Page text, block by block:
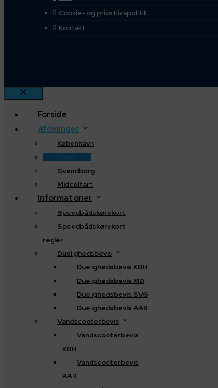
Cookie- og privatlivspolitik
Kontakt
Luk
Forside
Afdelinger
København
Svendborg
Middelfart
Informationer
Speedbådskørekort
Speedbådskørekort
regler
Duelighedsbevis
Duelighedsbevis KBH
Duelighedsbevis MD
Duelighedsbevis SVG
Duelighedsbevis AAR
Vandscooterbevis
Vandscooterbevis
KBH
Vandscooterbevis
AAR